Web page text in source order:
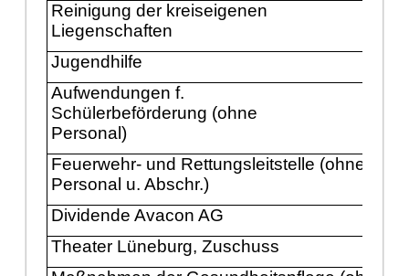
Reinigung der kreiseigenen
Liegenschaften
Jugendhilfe
Aufwendungen f.
Schü lerbeförderung (ohne
Personal)
Feuerwehr- und Rettungsleitstelle (ohne
Personal u. Abschr.)
Dividende Avacon AG
Theater Lüneburg, Zuschuss